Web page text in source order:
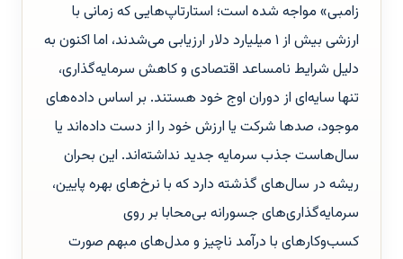
زامبی» مواجه شده است؛ استارتاپ‌هایی که زمانی با
ارزشی بیش از ۱ میلیارد دلار ارزیابی می‌شدند، اما اکنون به
دلیل شرایط نامساعد اقتصادی و کاهش سرمایه‌گذاری،
تنها سایه‌ای از دوران اوج خود هستند. بر اساس داده‌های
موجود، صدها شرکت یا ارزش خود را از دست داده‌اند یا
سال‌هاست جذب سرمایه جدید نداشته‌اند. این بحران
ریشه در سال‌های گذشته دارد که با نرخ‌های بهره پایین،
سرمایه‌گذاری‌های جسورانه بی‌محابا بر روی
کسب‌وکارهای با درآمد ناچیز و مدل‌های مبهم صورت